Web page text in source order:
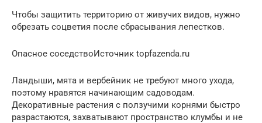
Чтобы защитить территорию от живучих видов, нужно
обрезать соцветия после сбрасывания лепестков.
Опасное соседствоИсточник topfazenda.ru
Ландыши, мята и вербейник не требуют много ухода,
поэтому нравятся начинающим садоводам.
Декоративные растения с ползучими корнями быстро
разрастаются, захватывают пространство клумбы и не